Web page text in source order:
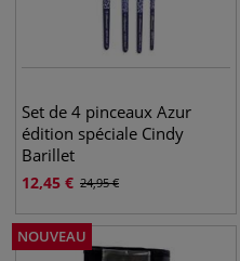
Set de 4 pinceaux Azur
édition spéciale Cindy
Barillet
12,45 € 24,95€
NOUVEAU